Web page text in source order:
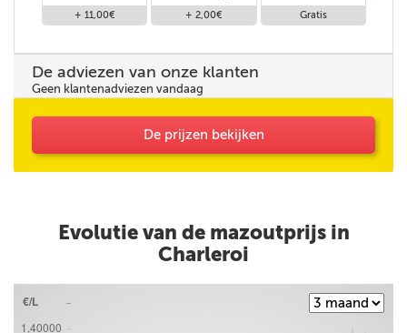
+ 11,00€
+ 2,00€
Gratis
De adviezen van onze klanten
Geen klantenadviezen vandaag
De prijzen bekijken
Evolutie van de mazoutprijs in
Charleroi